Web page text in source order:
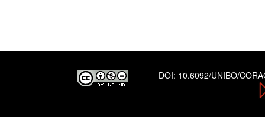
DOI: 10.6092/UNIBO/